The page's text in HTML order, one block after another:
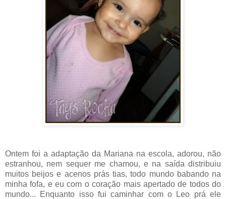
Ontem foi a adaptação da Mariana na escola, adorou, não
estranhou, nem sequer me chamou, e na saída distribuiu
muitos beijos e acenos prás tias, todo mundo babando na
minha fofa, e eu com o coração mais apertado de todos do
mundo... Enquanto isso fui caminhar com o Leo prá ele